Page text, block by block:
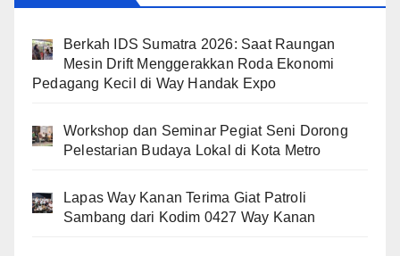
Berkah IDS Sumatra 2026: Saat Raungan
Mesin Drift Menggerakkan Roda Ekonomi
Pedagang Kecil di Way Handak Expo
Workshop dan Seminar Pegiat Seni Dorong
Pelestarian Budaya Lokal di Kota Metro
Lapas Way Kanan Terima Giat Patroli
Sambang dari Kodim 0427 Way Kanan